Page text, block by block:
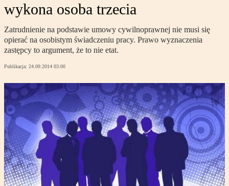
wykona osoba trzecia
Zatrudnienie na podstawie umowy cywilnoprawnej nie musi się
opierać na osobistym świadczeniu pracy. Prawo wyznaczenia
zastępcy to argument, że to nie etat.
Publikacja: 24.09.2014 03:00